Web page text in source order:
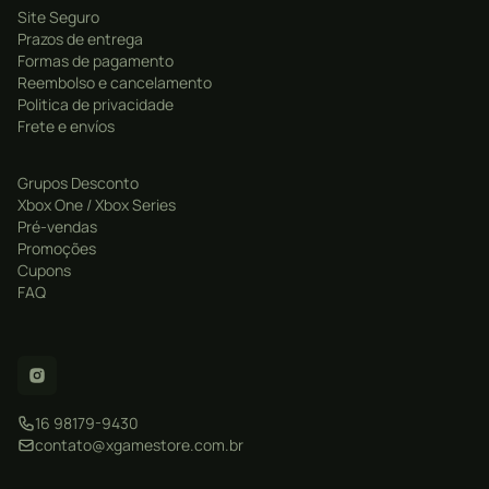
League e a Premier League, com fidelidade inigualável no
FIFA 23.
Site Seguro
Prazos de entrega
Formas de pagamento
Reembolso e cancelamento
Politica de privacidade
Frete e envíos
Grupos Desconto
Xbox One / Xbox Series
Pré-vendas
Promoções
Cupons
FAQ
16 98179-9430
contato@xgamestore.com.br